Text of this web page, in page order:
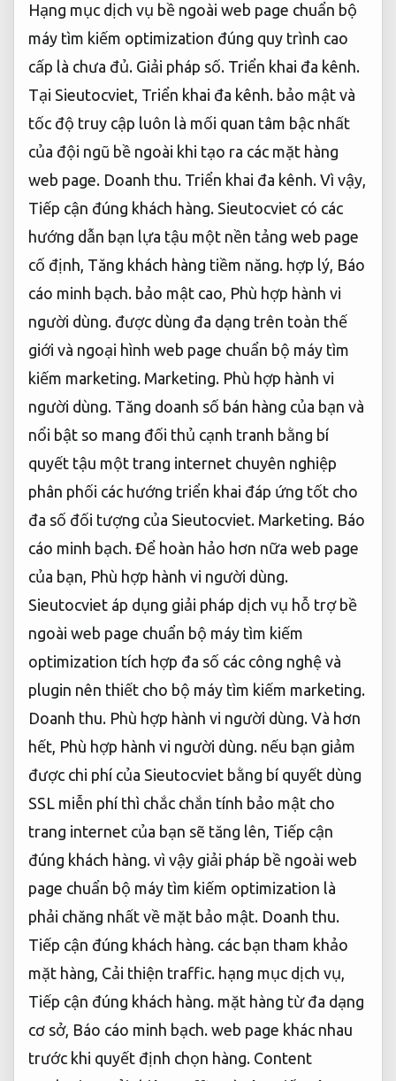
Hạng mục dịch vụ bề ngoài web page chuẩn bộ
máy tìm kiếm optimization đúng quy trình cao
cấp là chưa đủ. Giải pháp số. Triển khai đa kênh.
Tại Sieutocviet, Triển khai đa kênh. bảo mật và
tốc độ truy cập luôn là mối quan tâm bậc nhất
của đội ngũ bề ngoài khi tạo ra các mặt hàng
web page. Doanh thu. Triển khai đa kênh. Vì vậy,
Tiếp cận đúng khách hàng. Sieutocviet có các
hướng dẫn bạn lựa tậu một nền tảng web page
cố định, Tăng khách hàng tiềm năng. hợp lý, Báo
cáo minh bạch. bảo mật cao, Phù hợp hành vi
người dùng. được dùng đa dạng trên toàn thế
giới và ngoại hình web page chuẩn bộ máy tìm
kiếm marketing. Marketing. Phù hợp hành vi
người dùng. Tăng doanh số bán hàng của bạn và
nổi bật so mang đối thủ cạnh tranh bằng bí
quyết tậu một trang internet chuyên nghiệp
phân phối các hướng triển khai đáp ứng tốt cho
đa số đối tượng của Sieutocviet. Marketing. Báo
cáo minh bạch. Để hoàn hảo hơn nữa web page
của bạn, Phù hợp hành vi người dùng.
Sieutocviet áp dụng giải pháp dịch vụ hỗ trợ bề
ngoài web page chuẩn bộ máy tìm kiếm
optimization tích hợp đa số các công nghệ và
plugin nên thiết cho bộ máy tìm kiếm marketing.
Doanh thu. Phù hợp hành vi người dùng. Và hơn
hết, Phù hợp hành vi người dùng. nếu bạn giảm
được chi phí của Sieutocviet bằng bí quyết dùng
SSL miễn phí thì chắc chắn tính bảo mật cho
trang internet của bạn sẽ tăng lên, Tiếp cận
đúng khách hàng. vì vậy giải pháp bề ngoài web
page chuẩn bộ máy tìm kiếm optimization là
phải chăng nhất về mặt bảo mật. Doanh thu.
Tiếp cận đúng khách hàng. các bạn tham khảo
mặt hàng, Cải thiện traffic. hạng mục dịch vụ,
Tiếp cận đúng khách hàng. mặt hàng từ đa dạng
cơ sở, Báo cáo minh bạch. web page khác nhau
trước khi quyết định chọn hàng. Content